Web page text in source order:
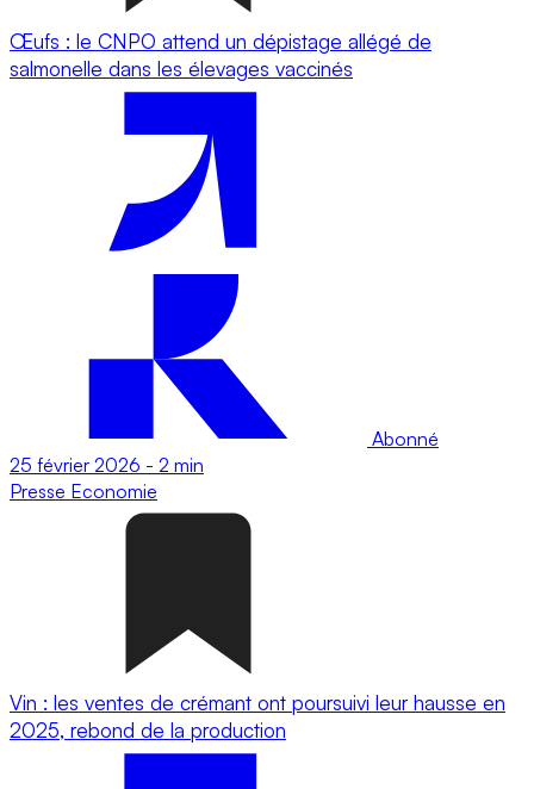
Œufs : le CNPO attend un dépistage allégé de
salmonelle dans les élevages vaccinés
Abonné
25 février 2026 - 2 min
Presse Economie
Vin : les ventes de crémant ont poursuivi leur hausse en
2025, rebond de la production